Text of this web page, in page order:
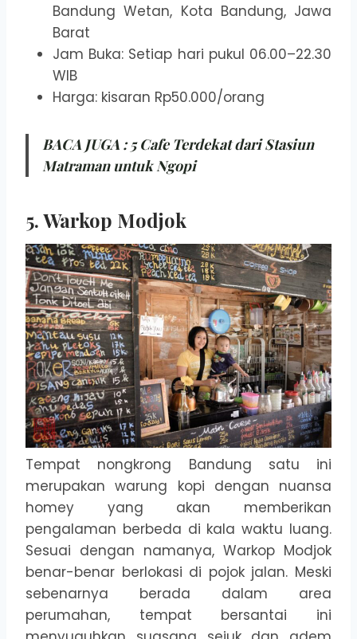
Bandung Wetan, Kota Bandung, Jawa
Barat
Jam Buka: Setiap hari pukul 06.00–22.30
WIB
Harga: kisaran Rp50.000/orang
BACA JUGA :5 Cafe Terdekat dari Stasiun
Matraman untuk Ngopi
5. Warkop Modjok
Tempat nongkrong Bandung satu ini
merupakan warung kopi dengan nuansa
homey yang akan memberikan
pengalaman berbeda di kala waktu luang.
Sesuai dengan namanya, Warkop Modjok
benar-benar berlokasi di pojok jalan. Meski
sebenarnya berada dalam area
perumahan, tempat bersantai ini